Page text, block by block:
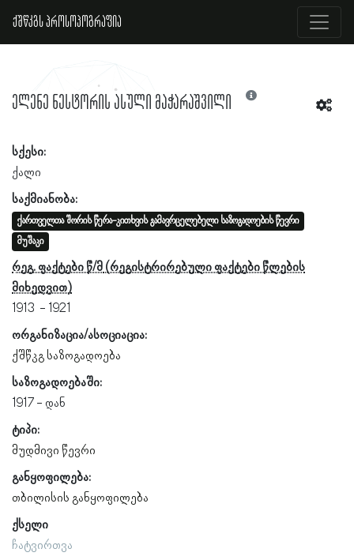
ქშწკგს პროსოპოგრაფია
ელენე ნესტორის ასული მაჭარაშვილი
სქესი:
ქალი
საქმიანობა:
ქართველთა შორის წერა-კითხვის გამავრცელებელი საზოგადოების წევრი
მუშაკი
რეგ. ფაქტები წ/მ
1913
1921
ორგანიზაცია/ასოციაცია:
ქშწკგ საზოგადოება
საზოგადოებაში:
1917
ტიპი:
მუდმივი წევრი
განყოფილება:
თბილისის განყოფილება
ქსელი
ჩატვირთვა